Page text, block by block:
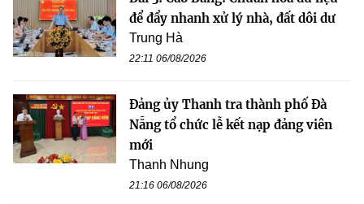
để đẩy nhanh xử lý nhà, đất dôi dư
Trung Hà
22:11 06/08/2026
Đảng ủy Thanh tra thành phố Đà
Nẵng tổ chức lễ kết nạp đảng viên
mới
Thanh Nhung
21:16 06/08/2026